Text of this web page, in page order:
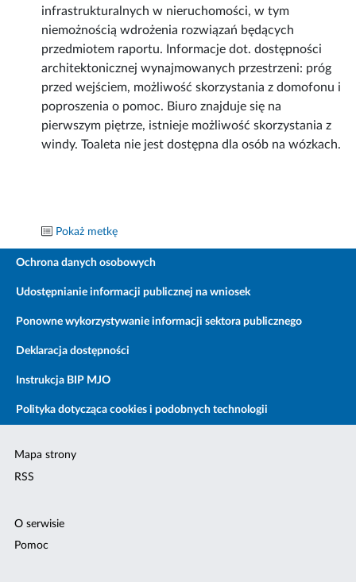
infrastrukturalnych w nieruchomości, w tym
niemożnością wdrożenia rozwiązań będących
przedmiotem raportu. Informacje dot. dostępności
architektonicznej wynajmowanych przestrzeni: próg
przed wejściem, możliwość skorzystania z domofonu i
poproszenia o pomoc. Biuro znajduje się na
pierwszym piętrze, istnieje możliwość skorzystania z
windy. Toaleta nie jest dostępna dla osób na wózkach.
Pokaż metkę
Ochrona danych osobowych
Udostępnianie informacji publicznej na wniosek
Ponowne wykorzystywanie informacji sektora publicznego
Deklaracja dostępności
Instrukcja BIP MJO
Polityka dotycząca cookies i podobnych technologii
Mapa strony
RSS
O serwisie
Pomoc